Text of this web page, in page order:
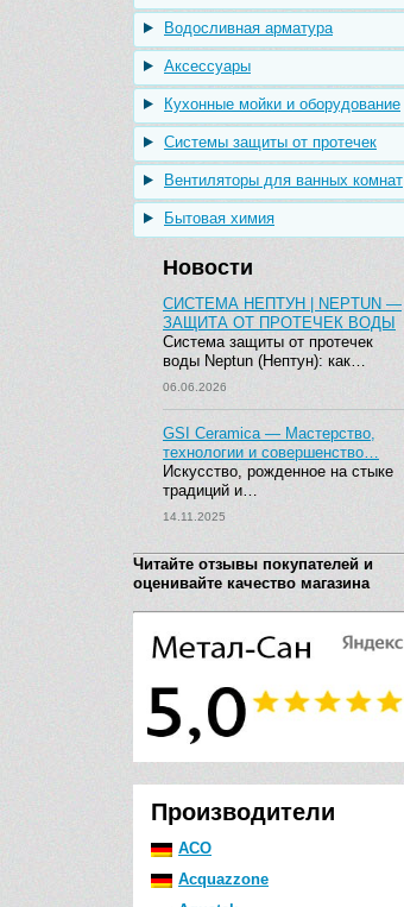
Водосливная арматура
Аксессуары
Кухонные мойки и оборудование
Системы защиты от протечек
Вентиляторы для ванных комнат
Бытовая химия
Новости
СИСТЕМА НЕПТУН | NEPTUN —
ЗАЩИТА ОТ ПРОТЕЧЕК ВОДЫ
Система защиты от протечек
воды Neptun (Нептун): как…
06.06.2026
GSI Ceramica — Мастерство,
технологии и совершенство…
Искусство, рожденное на стыке
традиций и…
14.11.2025
Читайте отзывы покупателей и
оценивайте качество магазина
Производители
ACO
Acquazzone